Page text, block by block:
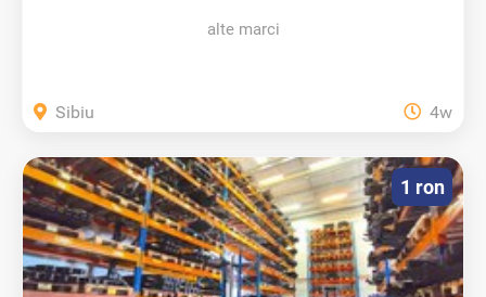
alte marci
Sibiu 4w
1 ron